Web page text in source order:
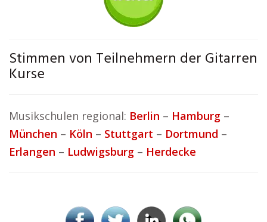
Stimmen von Teilnehmern der Gitarren
Kurse
Musikschulen regional: Berlin – Hamburg –
München – Köln – Stuttgart – Dortmund –
Erlangen – Ludwigsburg – Herdecke